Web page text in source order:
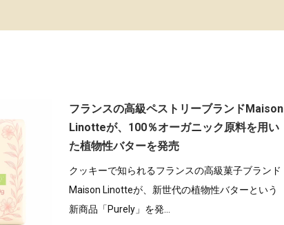
フランスの高級ペストリーブランドMaison
Linotteが、100％オーガニック原料を用い
た植物性バターを発売
クッキーで知られるフランスの高級菓子ブランド
Maison Linotteが、新世代の植物性バターという
新商品「Purely」を発...